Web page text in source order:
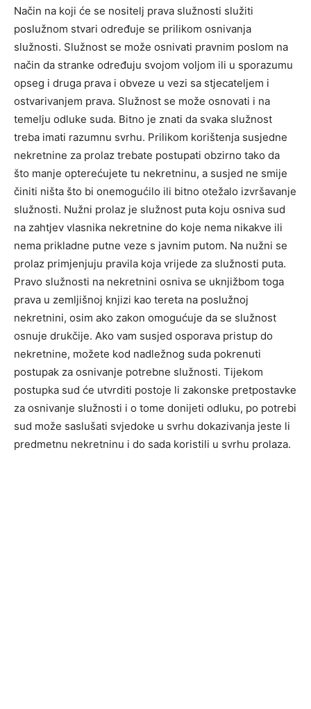
Način na koji će se nositelj prava služnosti služiti
poslužnom stvari određuje se prilikom osnivanja
služnosti. Služnost se može osnivati pravnim poslom na
način da stranke određuju svojom voljom ili u sporazumu
opseg i druga prava i obveze u vezi sa stjecateljem i
ostvarivanjem prava. Služnost se može osnovati i na
temelju odluke suda. Bitno je znati da svaka služnost
treba imati razumnu svrhu. Prilikom korištenja susjedne
nekretnine za prolaz trebate postupati obzirno tako da
što manje opterećujete tu nekretninu, a susjed ne smije
činiti ništa što bi onemogućilo ili bitno otežalo izvršavanje
služnosti. Nužni prolaz je služnost puta koju osniva sud
na zahtjev vlasnika nekretnine do koje nema nikakve ili
nema prikladne putne veze s javnim putom. Na nužni se
prolaz primjenjuju pravila koja vrijede za služnosti puta.
Pravo služnosti na nekretnini osniva se uknjižbom toga
prava u zemljišnoj knjizi kao tereta na poslužnoj
nekretnini, osim ako zakon omogućuje da se služnost
osnuje drukčije. Ako vam susjed osporava pristup do
nekretnine, možete kod nadležnog suda pokrenuti
postupak za osnivanje potrebne služnosti. Tijekom
postupka sud će utvrditi postoje li zakonske pretpostavke
za osnivanje služnosti i o tome donijeti odluku, po potrebi
sud može saslušati svjedoke u svrhu dokazivanja jeste li
predmetnu nekretninu i do sada koristili u svrhu prolaza.